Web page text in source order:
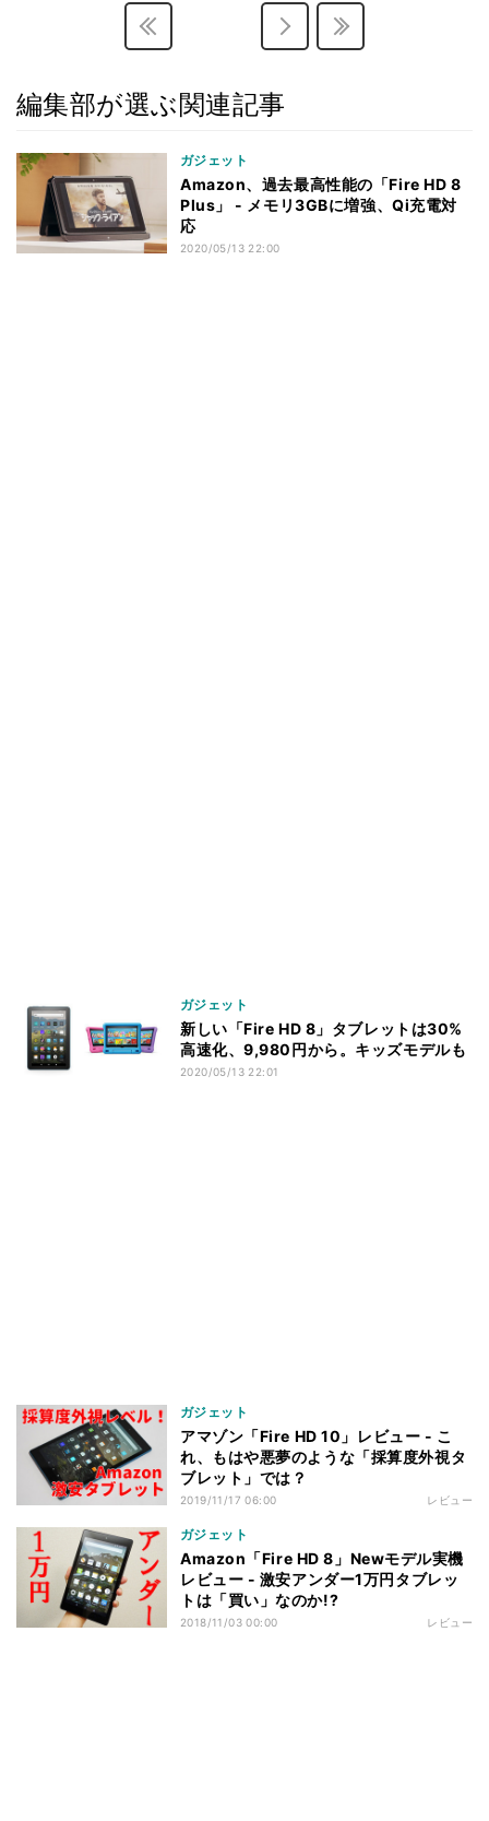
編集部が選ぶ関連記事
ガジェット
Amazon、過去最高性能の「Fire HD 8
Plus」 - メモリ3GBに増強、Qi充電対
応
2020/05/13 22:00
ガジェット
新しい「Fire HD 8」タブレットは30%
高速化、9,980円から。キッズモデルも
2020/05/13 22:01
ガジェット
アマゾン「Fire HD 10」レビュー - こ
れ、もはや悪夢のような「採算度外視タ
ブレット」では？
2019/11/17 06:00 レビュー
ガジェット
Amazon「Fire HD 8」Newモデル実機
レビュー - 激安アンダー1万円タブレッ
トは「買い」なのか!?
2018/11/03 00:00 レビュー